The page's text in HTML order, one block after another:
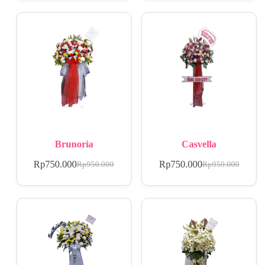
Brunoria
Rp950.000
Rp750.000
Casvella
Rp950.000
Rp750.000